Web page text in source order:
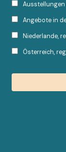
Ausstellungen
Angebote in
Niederlande,
Österreich,